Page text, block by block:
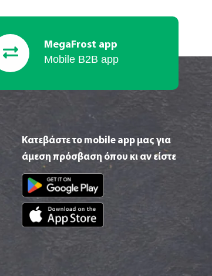
MegaFrost app
Mobile B2B app
Κατεβάστε το mobile app μας για
άμεση πρόσβαση όπου κι αν είστε